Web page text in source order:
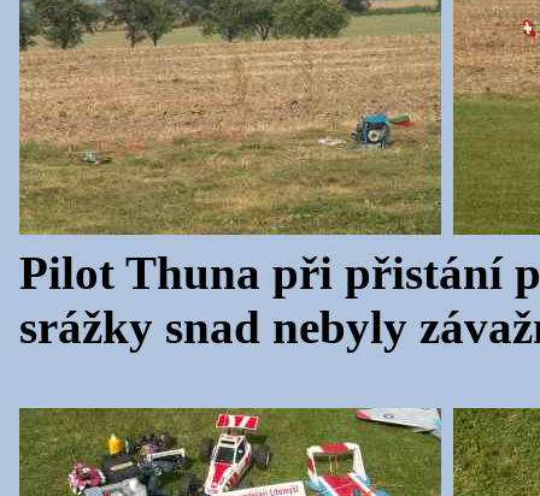
Pilot Thuna při přistání
srážky snad nebyly